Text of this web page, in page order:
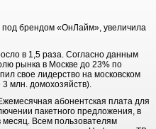
под брендом «ОнЛайм», увеличила
в 1,5 раза. Согласно данным
рынка в Москве до 23% по
свое лидерство на московском
3 млн. домохозяйств).
абонентская плата для
пакетного предложения, в
месяц. Всем пользователям